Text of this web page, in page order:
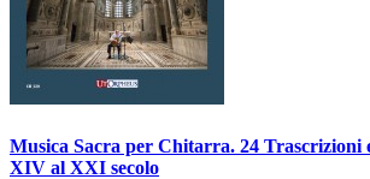
Musica Sacra per Chitarra. 24 Trascrizioni
XIV al XXI secolo